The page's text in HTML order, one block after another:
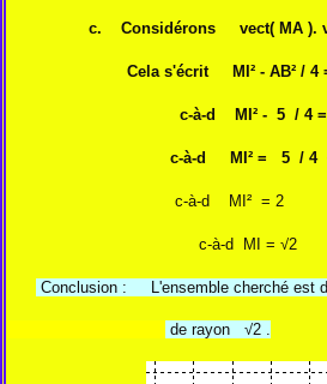
c. Considérons vect( MA ).
Cela s'écrit MI² - AB² / 4 =
c-à-d MI² - 5 / 4 =
c-à-d MI² = 5 / 4
c-à-d MI² = 2
c-à-d MI = √2
Conclusion : L'ensemble cherché est
de rayon √2 .